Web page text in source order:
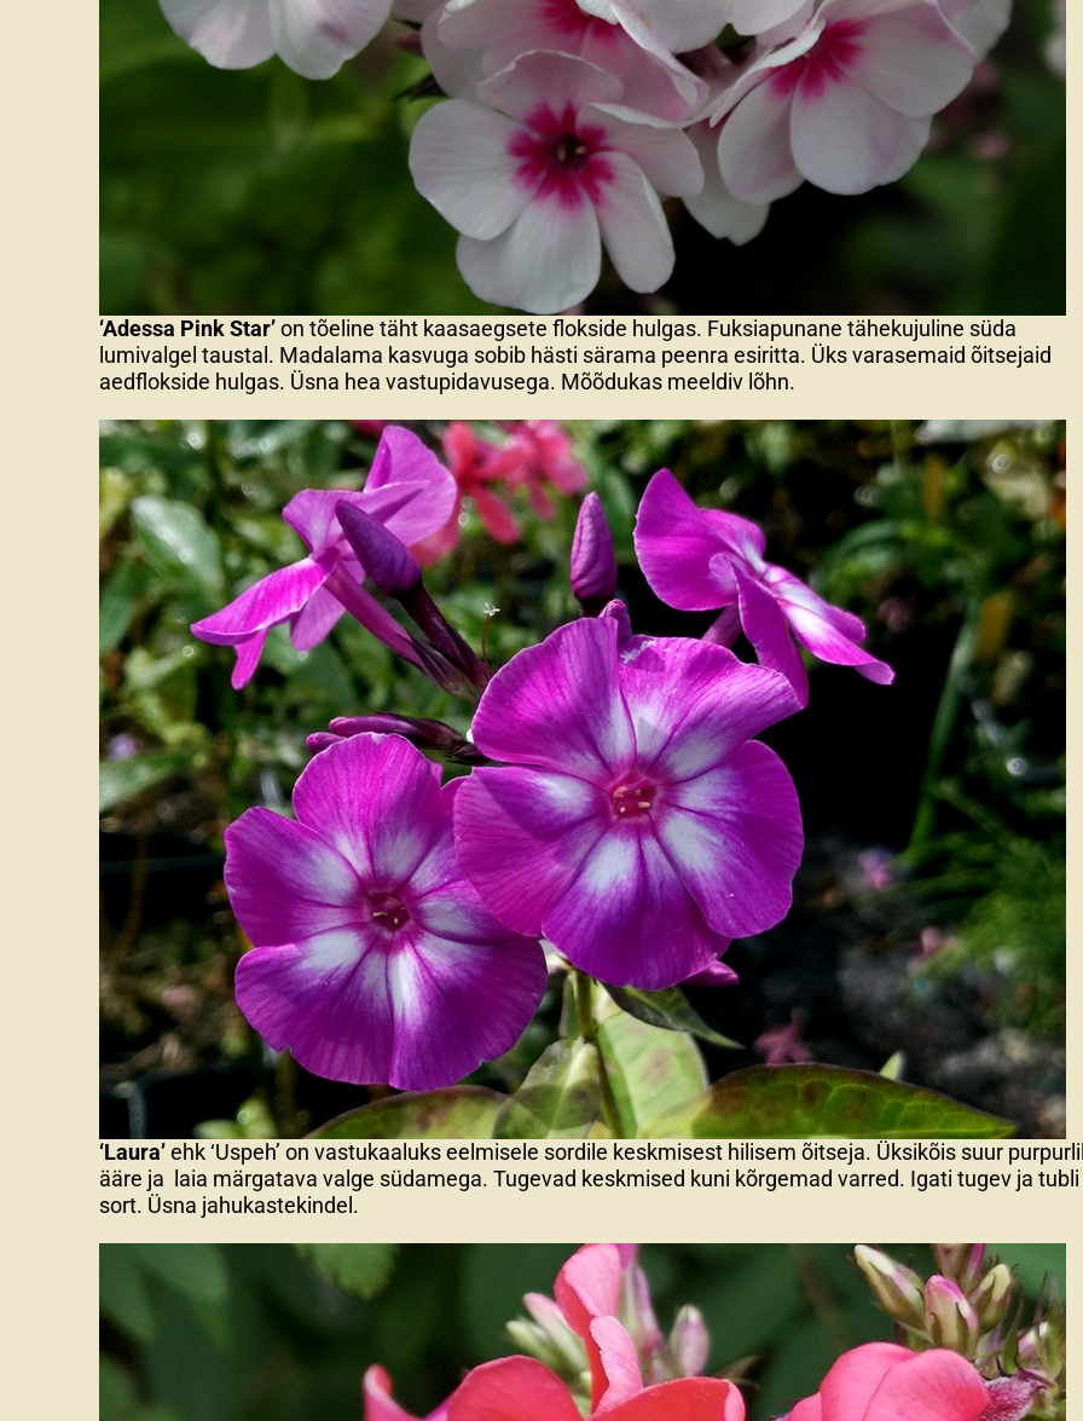
‘Adessa Pink Star’on tõeline täht kaasaegsete flokside hulgas. Fuksiapunane tähekujuline süda
lumivalgel taustal. Madalama kasvuga sobib hästi särama peenra esiritta. Üks varasemaid õitsejaid
aedflokside hulgas. Üsna hea vastupidavusega. Mõõdukas meeldiv lõhn.
‘Laura’ehk ‘Uspeh’ on vastukaaluks eelmisele sordile keskmisest hilisem õitseja. Üksikõis suur
ääre ja laia märgatava valge südamega. Tugevad keskmised kuni kõrgemad varred. Igati tugev ja tubli
sort. Üsna jahukastekindel.